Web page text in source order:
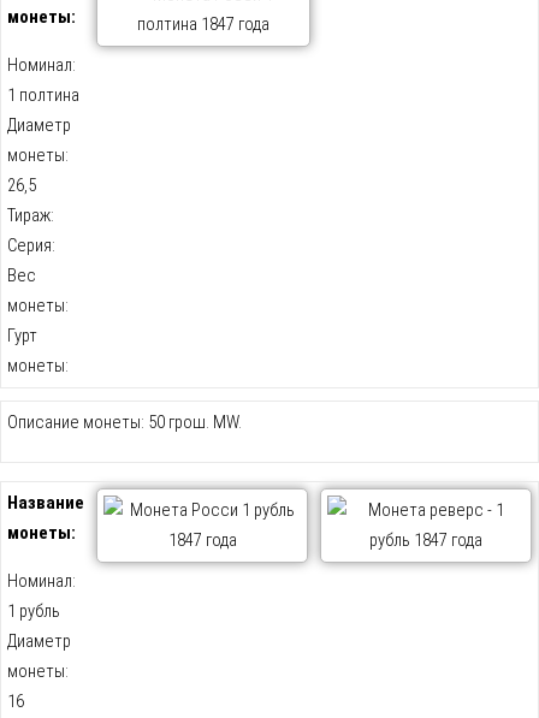
монеты:
Номинал:
1 полтина
Диаметр
монеты:
26,5
Тираж:
Серия:
Вес
монеты:
Гурт
монеты:
Описание монеты: 50 грош. МW.
Название
монеты:
Номинал:
1 рубль
Диаметр
монеты:
16